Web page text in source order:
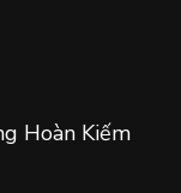
Hoàn Kiếm